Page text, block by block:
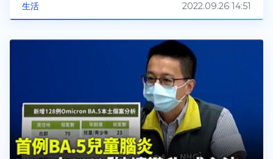
生活 2022.09.26 14:51